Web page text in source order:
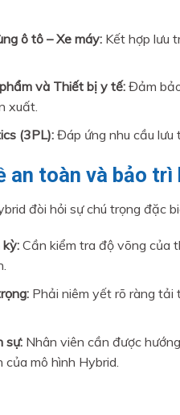
ô tô – Xe máy:Kết hợp lưu
và Thiết bị y tế:Đảm bảo
xuất.
(3PL):Đáp ứng nhu cầu lưu
an toàn và bảo trì
đòi hỏi sự chú trọng đặc
kỳ:Cần kiểm tra độ võng của
Phải niêm yết rõ ràng tải
sự:Nhân viên cần được
mô hình Hybrid.